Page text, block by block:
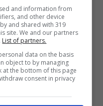
cui è scaturita la
di Rovigo di
dispositivi
giornata
il patrone San
and information from
and other device
and shared with 319
site. We and our partners
List of partners.
data on the basis
object to by managing
at the bottom of this page
consent in privacy